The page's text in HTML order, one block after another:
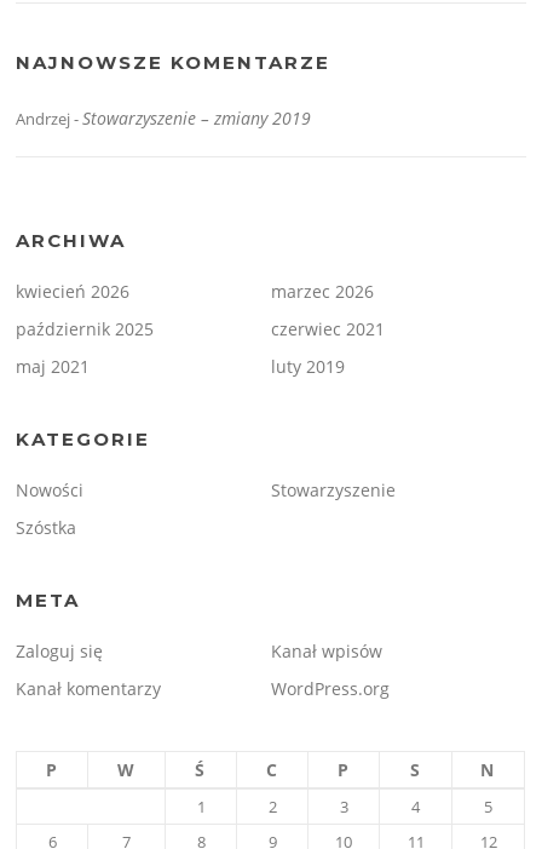
NAJNOWSZE KOMENTARZE
Andrzej-Stowarzyszenie – zmiany 2019
ARCHIWA
kwiecień 2026
marzec 2026
październik 2025
czerwiec 2021
maj 2021
luty 2019
KATEGORIE
Nowości
Stowarzyszenie
Szóstka
META
Zaloguj się
Kanał wpisów
Kanał komentarzy
WordPress.org
P W Ś C P S N
1 2 3 4
5
6
7 8 9 10 11 12